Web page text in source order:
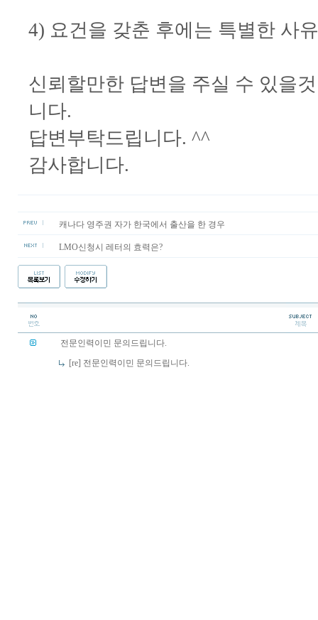
4) 요건을 갖춘 후에는 특별한 사
신뢰할만한 답변을 주실 수 있을
니다.
답변부탁드립니다. ^^
감사합니다.
캐나다 영주권 자가 한국에서 출산을 한 경우
LMO신청시 레터의 효력은?
전문인력이민 문의드립니다.
[re] 전문인력이민 문의드립니다.